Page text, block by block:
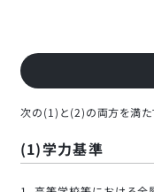
次の(1)と(2)の両方を満た
(1)学力基準